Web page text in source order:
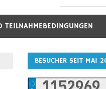
BESUCHER SEIT MAI